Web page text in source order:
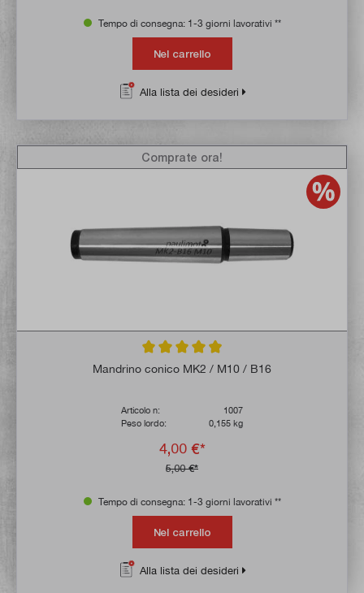
Tempo di consegna: 1-3 giorni lavorativi **
Nel carrello
Alla lista dei desideri
Valutazione media di 4.9 su 5 stelle
Mandrino conico MK2 / M10 / B16
Articolo n:
1007
Peso lordo:
0,155 kg
4,00 €*
5,00 €*
Comprate ora!
Tempo di consegna: 1-3 giorni lavorativi **
Nel carrello
Alla lista dei desideri